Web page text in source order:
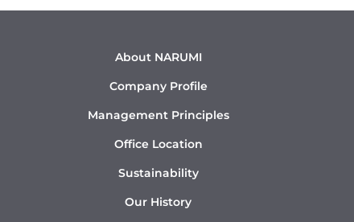
About NARUMI
Company Profile
Management Principles
Office Location
Sustainability
Our History